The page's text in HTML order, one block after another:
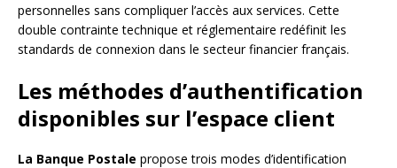
personnelles sans compliquer l’accès aux services. Cette
double contrainte technique et réglementaire redéfinit les
standards de connexion dans le secteur financier français.
Les méthodes d’authentification
disponibles sur l’espace client
La Banque Postale propose trois modes d’identification